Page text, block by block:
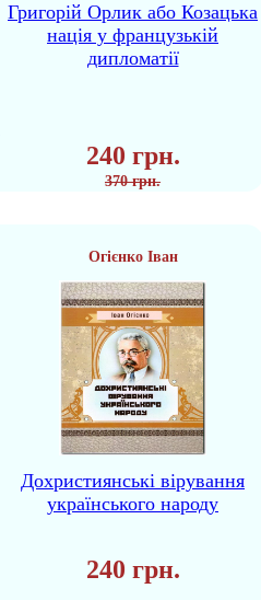
Григорій Орлик або Козацька
нація у французькій
дипломатії
240 грн.
370 грн.
Огієнко Іван
Дохристиянські вірування
українського народу
240 грн.